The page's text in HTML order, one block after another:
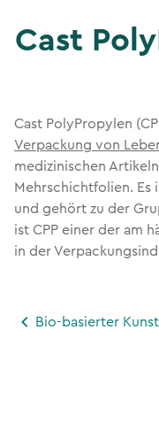
Cast
Cast PolyPropylen
Verpackung von
medizinischen
Mehrschichtfolien. Es
und gehört zu der
ist CPP einer der am
in der
Bio-basierter